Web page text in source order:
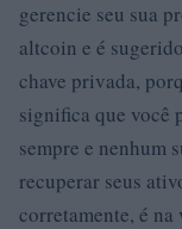
gerencie seu sua
altcoin e é
chave privada,
significa que você
sempre e nenhum
recuperar seus
corretamente, é na